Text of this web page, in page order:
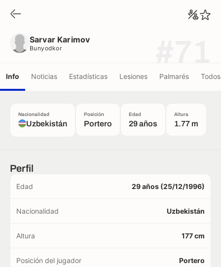
Sarvar Karimov
Bunyodkor
Info Noticias Estadísticas Lesiones Palmarés
Nacionalidad
Uzbekistán
Posición
Portero
Edad
29 años
Altura
1.77 m
Perfil
Edad 29 años (25/12/1996)
Nacionalidad Uzbekistán
Altura 177 cm
Posición del jugador Portero